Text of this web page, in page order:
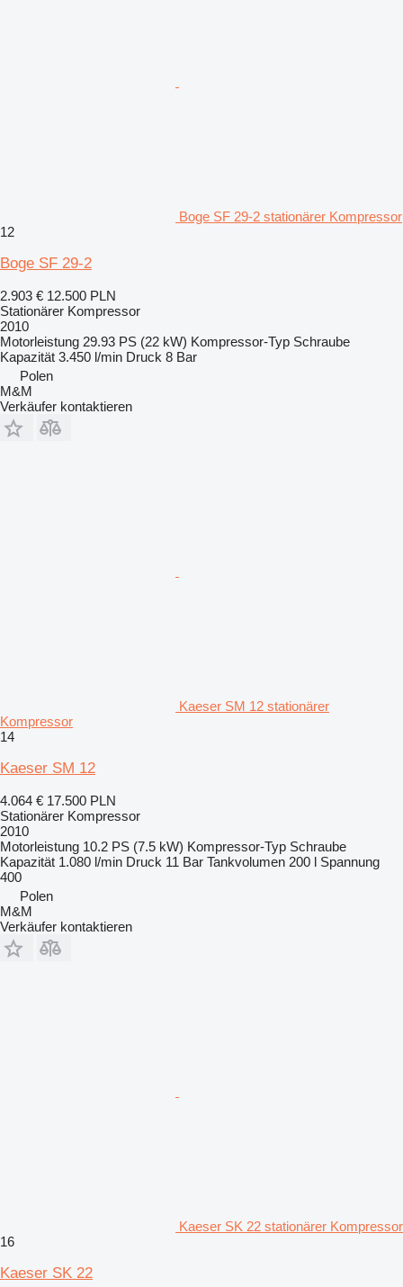
Boge SF 29-2 stationärer Kompressor
12
Boge SF 29-2
2.903 € 12.500 PLN
Stationärer Kompressor
2010
Motorleistung 29.93 PS (22 kW) Kompressor-Typ Schraube
Kapazität 3.450 l/min Druck 8 Bar
Polen
M&M
Verkäufer kontaktieren
Kaeser SM 12 stationärer
Kompressor
14
Kaeser SM 12
4.064 € 17.500 PLN
Stationärer Kompressor
2010
Motorleistung 10.2 PS (7.5 kW) Kompressor-Typ Schraube
Kapazität 1.080 l/min Druck 11 Bar Tankvolumen 200 l Spannung
400
Polen
M&M
Verkäufer kontaktieren
Kaeser SK 22 stationärer Kompressor
16
Kaeser SK 22